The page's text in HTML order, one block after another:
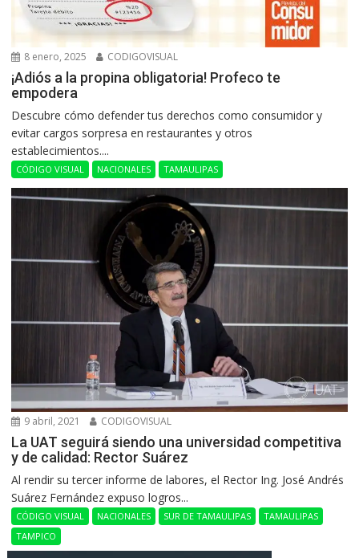
8 enero, 2025 CODIGOVISUAL
¡Adiós a la propina obligatoria! Profeco te
empodera
Descubre cómo defender tus derechos como consumidor y
evitar cargos sorpresa en restaurantes y otros
establecimientos....
CÓDIGO VISUAL NACIONALES TAMAULIPAS
9 abril, 2021 CODIGOVISUAL
La UAT seguirá siendo una universidad competitiva
y de calidad: Rector Suárez
Al rendir su tercer informe de labores, el Rector Ing. José Andrés
Suárez Fernández expuso logros...
CÓDIGO VISUAL NACIONALES SUR DE TAMAULIPAS
TAMAULIPAS
TAMPICO